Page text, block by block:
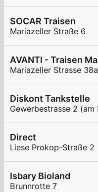
SOCAR Traisen
Mariazeller Straße 6
Mariazeller Strasse 38a
Diskont Tankstelle
Direct
Liese Prokop-Straße 2
Isbary Bioland
Brunnrotte 7